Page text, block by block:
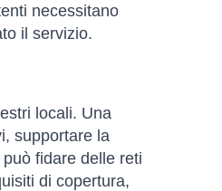
necessitano
il servizio.
locali. Una
supportare la
fidare delle reti
di copertura,